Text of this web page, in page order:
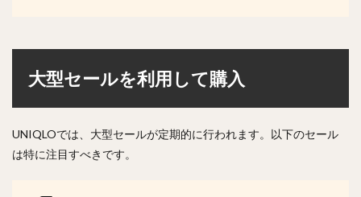
大型セールを利用して購入
UNIQLOでは、大型セールが定期的に行われます。以下のセール
は特に注目すべきです。